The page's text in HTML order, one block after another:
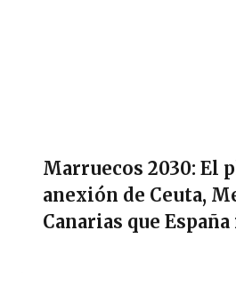
Marruecos 2030: El
anexión de Ceuta,
Canarias que